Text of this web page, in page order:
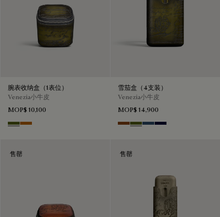
腕表收纳盒（1表位）
Venezia小牛皮
MOP$ 10,100
Nero Caviar
Arancio Vermiglio
雪茄盒（4支装）
Venezia小牛皮
MOP$ 14,900
Cacao Intenso
Nero Caviar
Blu Minerale
Nero Blu
售罄 售罄